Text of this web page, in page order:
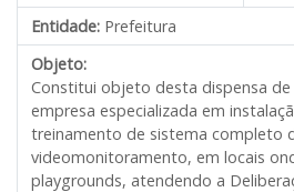
Entidade: Prefeitura
Objeto:
Constitui objeto desta dispensa
empresa especializada em
treinamento de sistema completo
videomonitoramento, em locais
playgrounds, atendendo a